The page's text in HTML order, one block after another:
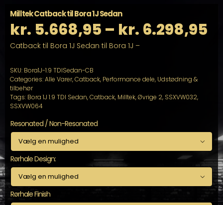
Milltek Catback til Bora 1J Sedan
kr. 5.668,95 – kr. 6.298,95
Catback til Bora 1J Sedan til Bora 1J –
SKU: Bora1J-1.9 TDISedan-CB
Categories:Alle Varer,Catback, Performance dele, Udstødning &
tilbehør
Tags: Bora 1J 1.9 TDI Sedan,Catback, Milltek,Øvrige 2, SSXVW032,
SSXVW064
Resonated / Non-Resonated

Rørhale Design:

Rørhale Finish